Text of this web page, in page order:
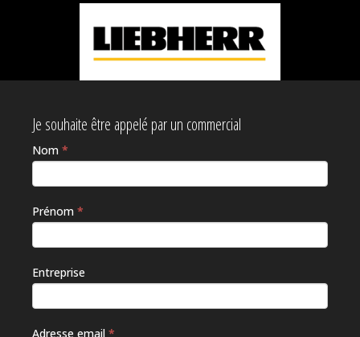
Je souhaite être appelé par un commercial
Nom *
Prénom *
Entreprise
Adresse email *
Si vous
êtes un
humain,
remplissez
champ.